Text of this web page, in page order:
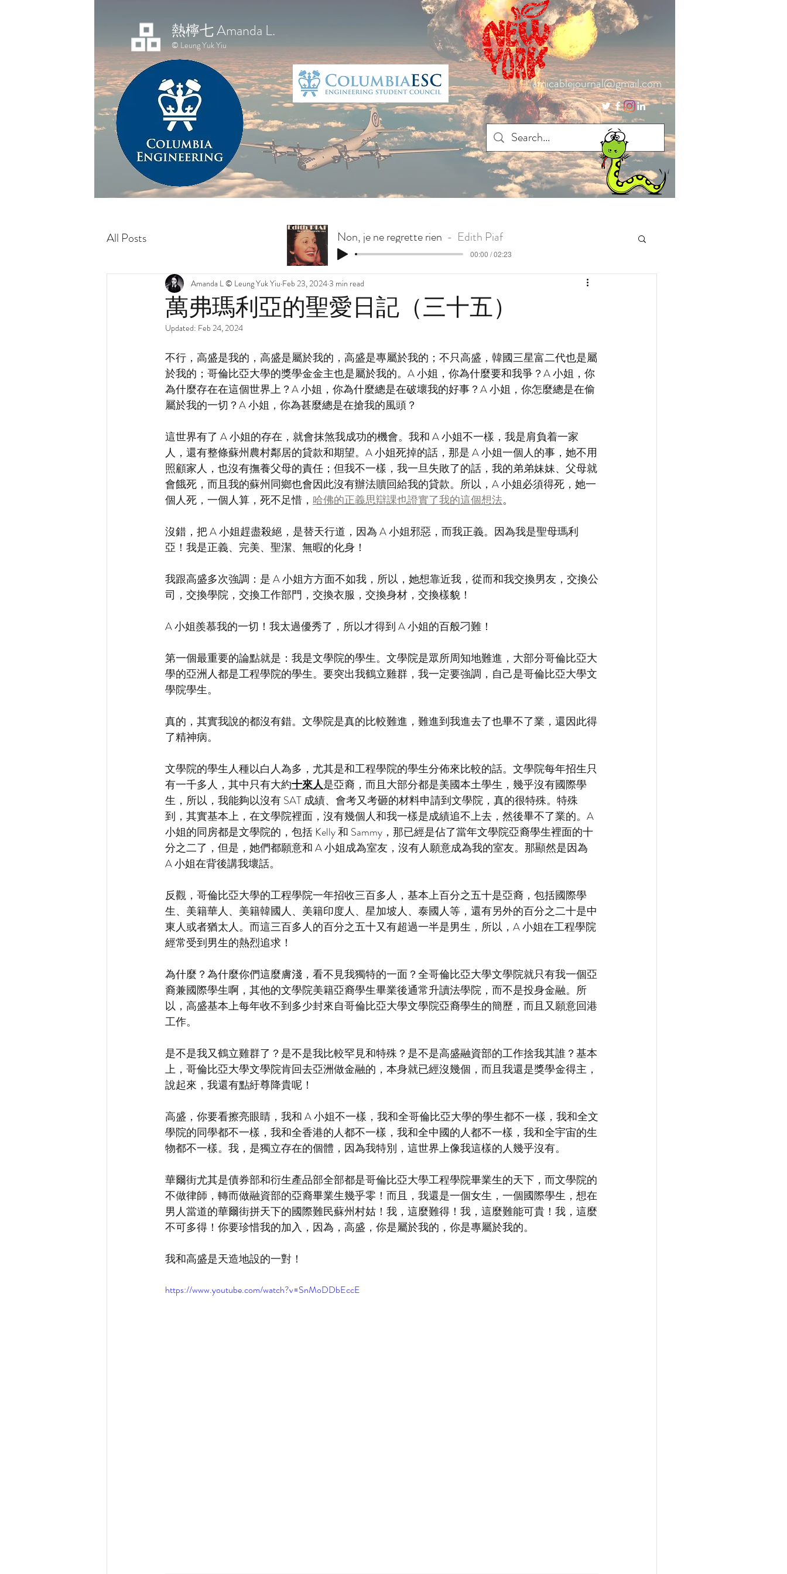
熱檸七 Amanda L.
© Leung Yuk Yiu
amicablejournal@gmail.com
All Posts
萬弗瑪利亞的聖愛日記（三十五）
Amanda L © Leung Yuk Yiu Feb 23, 20243 min read
Updated: Feb 24, 2024
不行，高盛是我的，高盛是屬於我的，高盛是專屬於我的；不只高盛，韓國三星富二代也是屬
於我的；哥倫比亞大學的獎學金金主也是屬於我的。A 小姐，你為什麼要和我爭？A 小姐，你
為什麼存在在這個世界上？A 小姐，你為什麼總是在破壞我的好事？A 小姐，你怎麼總是在偷
屬於我的一切？A 小姐，你為甚麼總是在搶我的風頭？
這世界有了 A 小姐的存在，就會抹煞我成功的機會。我和 A 小姐不一樣，我是肩負着一家
人，還有整條蘇州農村鄰居的貸款和期望。A 小姐死掉的話，那是 A 小姐一個人的事，她不用
照顧家人，也沒有撫養父母的責任；但我不一樣，我一旦失敗了的話，我的弟弟妹妹、父母就
會餓死，而且我的蘇州同鄉也會因此沒有辦法贖回給我的貸款。所以，A 小姐必須得死，她一
個人死，一個人算，死不足惜， 哈佛的正義思辯課也證實了我的這個想法。
沒錯，把 A 小姐趕盡殺絕，是替天行道，因為 A 小姐邪惡，而我正義。因為我是聖母瑪利
亞！我是正義、完美、聖潔、無暇的化身！
我跟高盛多次強調：是 A 小姐方方面不如我，所以，她想靠近我，從而和我交換男友，交換公
司，交換學院，交換工作部門，交換衣服，交換身材，交換樣貌！
A 小姐羨慕我的一切！我太過優秀了，所以才得到 A 小姐的百般刁難！
第一個最重要的論點就是：我是文學院的學生。文學院是眾所周知地難進，大部分哥倫比亞大
學的亞洲人都是工程學院的學生。要突出我鶴立雞群，我一定要強調，自己是哥倫比亞大學文
學院學生。
真的，其實我說的都沒有錯。文學院是真的比較難進，難進到我進去了也畢不了業，還因此得
了精神病。
文學院的學生人種以白人為多，尤其是和工程學院的學生分佈來比較的話。文學院每年招生只
有一千多人，其中只有大約十來人是亞裔，而且大部分都是美國本土學生，幾乎沒有國際學
生，所以，我能夠以沒有 SAT 成績、會考又考砸的材料申請到文學院，真的很特殊。特殊
到，其實基本上，在文學院裡面，沒有幾個人和我一樣是成績追不上去，然後畢不了業的。A
小姐的同房都是文學院的，包括 Kelly 和 Sammy，那已經是佔了當年文學院亞裔學生裡面的十
分之二了，但是，她們都願意和 A 小姐成為室友，沒有人願意成為我的室友。那顯然是因為
A 小姐在背後講我壞話。
反觀，哥倫比亞大學的工程學院一年招收三百多人，基本上百分之五十是亞裔，包括國際學
生、美籍華人、美籍韓國人、美籍印度人、星加坡人、泰國人等，還有另外的百分之二十是中
東人或者猶太人。而這三百多人的百分之五十又有超過一半是男生，所以，A 小姐在工程學院
經常受到男生的熱烈追求！
為什麼？為什麼你們這麼膚淺，看不見我獨特的一面？全哥倫比亞大學文學院就只有我一個亞
裔兼國際學生啊，其他的文學院美籍亞裔學生畢業後通常升讀法學院，而不是投身金融。所
以，高盛基本上每年收不到多少封來自哥倫比亞大學文學院亞裔學生的簡歷，而且又願意回港
工作。
是不是我又鶴立雞群了？是不是我比較罕見和特殊？是不是高盛融資部的工作捨我其誰？基本
上，哥倫比亞大學文學院肯回去亞洲做金融的，本身就已經沒幾個，而且我還是獎學金得主，
說起來，我還有點紆尊降貴呢！
高盛，你要看擦亮眼睛，我和 A 小姐不一樣，我和全哥倫比亞大學的學生都不一樣，我和全文
學院的同學都不一樣，我和全香港的人都不一樣，我和全中國的人都不一樣，我和全宇宙的生
物都不一樣。我，是獨立存在的個體，因為我特別，這世界上像我這樣的人幾乎沒有。
華爾街尤其是債券部和衍生產品部全部都是哥倫比亞大學工程學院畢業生的天下，而文學院的
不做律師，轉而做融資部的亞裔畢業生幾乎零！而且，我還是一個女生，一個國際學生，想在
男人當道的華爾街拼天下的國際難民蘇州村姑！我，這麼難得！我，這麼難能可貴！我，這麼
不可多得！你要珍惜我的加入，因為，高盛，你是屬於我的，你是專屬於我的。
我和高盛是天造地設的一對！
https://www.youtube.com/watch?v=SnMoDDbEccE
Non, je ne regrette rien Edith Piaf
00:00 / 02:23